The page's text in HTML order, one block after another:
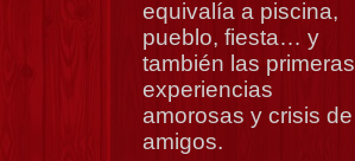
equivalía a piscina,
pueblo, fiesta… y
también las primeras
experiencias
amorosas y crisis de
amigos.